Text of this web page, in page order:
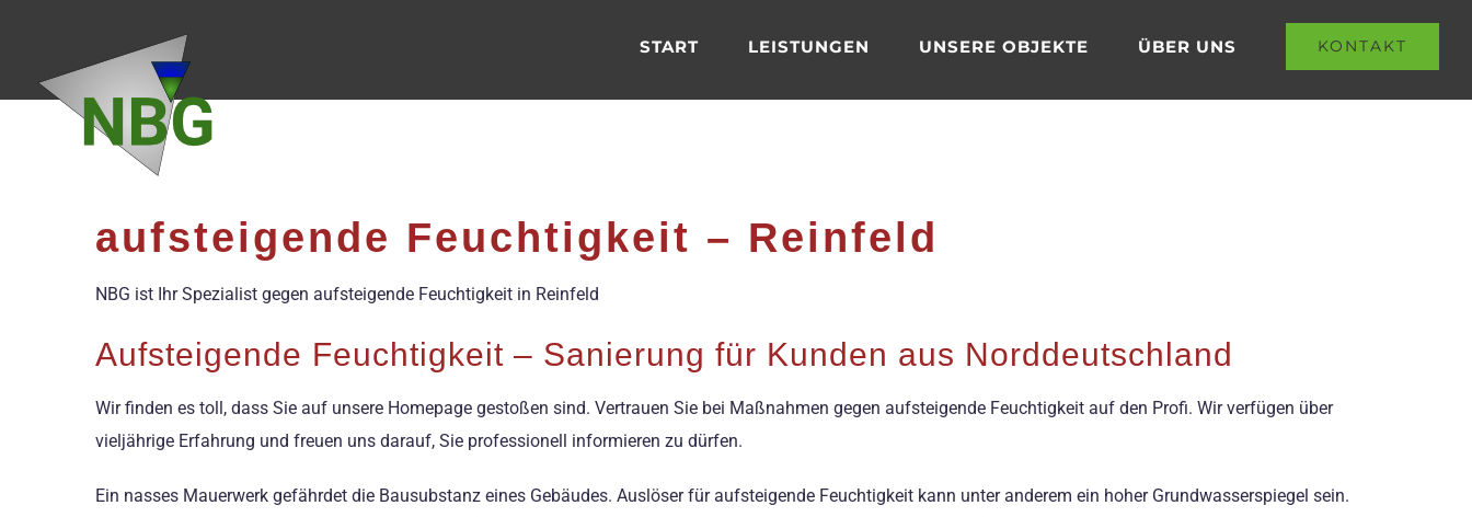
springen
START LEISTUNGEN UNSERE OBJEKTE ÜBER UNS KONTAKT
aufsteigende Feuchtigkeit – Reinfeld
NBG ist Ihr Spezialist gegen aufsteigende Feuchtigkeit in Reinfeld
Aufsteigende Feuchtigkeit – Sanierung für Kunden aus Norddeutschland
Wir finden es toll, dass Sie auf unsere Homepage gestoßen sind. Vertrauen Sie bei Maßnahmen gegen aufsteigende Feuchtigkeit auf den Profi. Wir verfügen über
vieljährige Erfahrung und freuen uns darauf, Sie professionell informieren zu dürfen.
Ein nasses Mauerwerk gefährdet die Bausubstanz eines Gebäudes. Auslöser für aufsteigende Feuchtigkeit kann unter anderem ein hoher Grundwasserspiegel sein.